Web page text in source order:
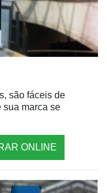
são fáceis de
sua marca se
ONLINE